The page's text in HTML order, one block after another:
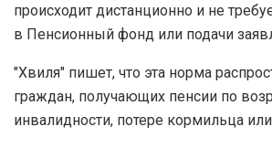
происходит дистанционно и не
в Пенсионный фонд или подачи
"Хвиля" пишет, что эта норма
граждан, получающих пенсии по
инвалидности, потере кормильца